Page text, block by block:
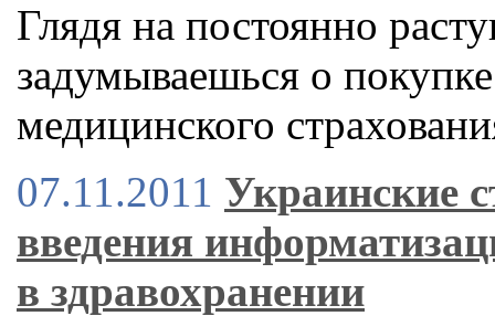
Глядя на постоянно
задумываешься о
медицинского
07.11.2011 Украинские
введения
в здравохранении